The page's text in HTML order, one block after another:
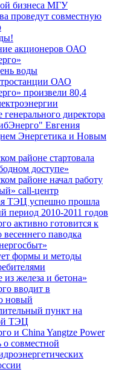
бизнеса МГУ
проведут совместную
акционеров ОАО
воды
ОАО
произвели 80,4
генерального директора
Евгения
Энергетика и Новым
районе стартовала
доступе»
районе начал работу
call-центр
ТЭЦ успешно прошла
период 2010-2011 годов
активно готовится к
паводка
формы и методы
из железа и бетона»
вводит в
новый
пункт на
ТЭЦ
и China Yangtze Power
о совместной